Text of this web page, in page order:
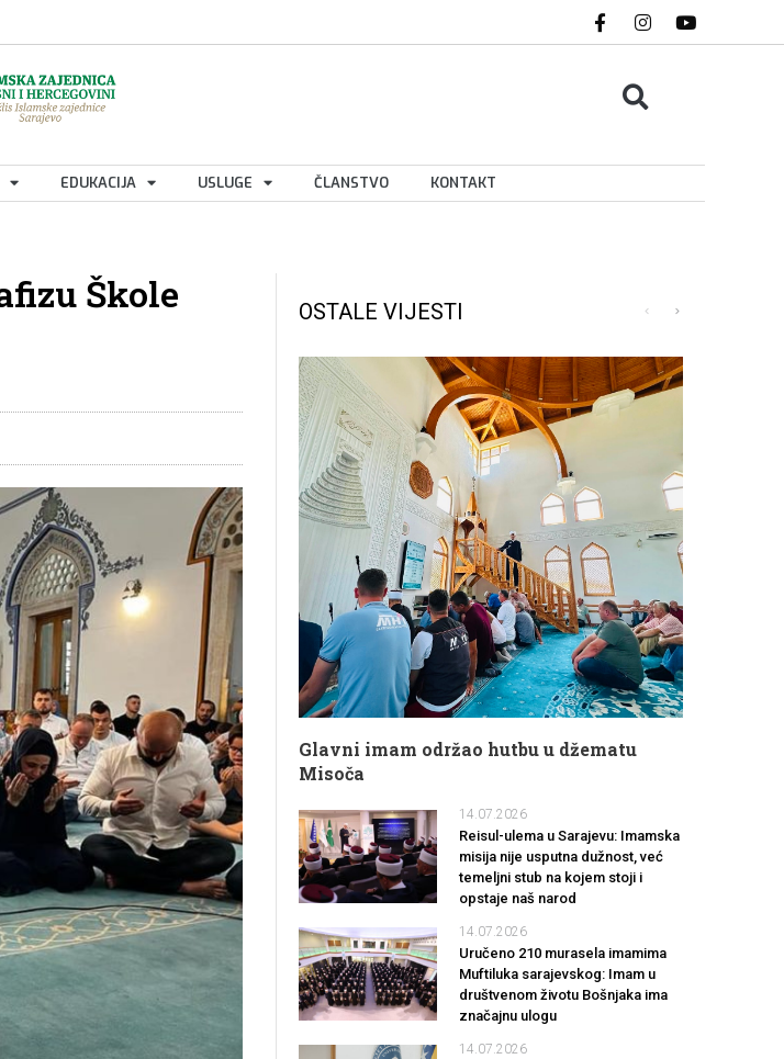
EDUKACIJA USLUGE ČLANSTVO KONTAKT
Škole
OSTALE VIJESTI
Glavni imam održao hutbu u džematu
Misoča
14.07.2026
Reisul-ulema u Sarajevu: Imamska
misija nije usputna dužnost, već
temeljni stub na kojem stoji i
opstaje naš narod
14.07.2026
Uručeno 210 murasela imamima
Muftiluka sarajevskog: Imam u
društvenom životu Bošnjaka ima
značajnu ulogu
14.07.2026